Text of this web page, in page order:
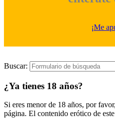
¡Me
Buscar:
¿Ya tienes 18 años?
Si eres menor de 18 años, por
página. El contenido erótico de